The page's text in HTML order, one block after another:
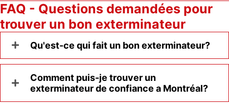
FAQ - Questions demandées pour
trouver un bon exterminateur
Qu'est-ce qui fait un bon exterminateur?
Comment puis-je trouver un
exterminateur de confiance a Montréal?